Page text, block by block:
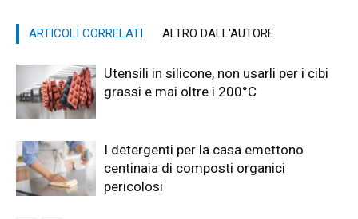
ARTICOLI CORRELATI ALTRO DALL'AUTORE
Utensili in silicone, non usarli per i cibi
grassi e mai oltre i 200°C
I detergenti per la casa emettono
centinaia di composti organici
pericolosi